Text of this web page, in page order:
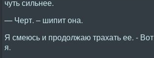
чуть сильнее.
— Черт. – шипит она.
Я смеюсь и продолжаю трахать ее. -
я.